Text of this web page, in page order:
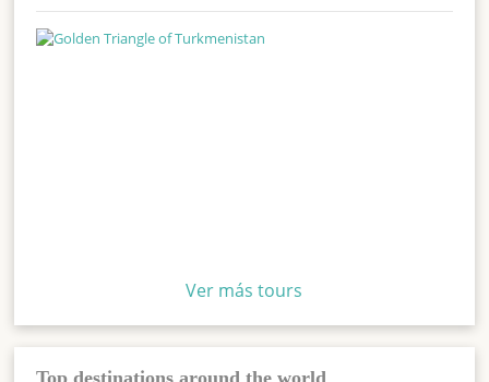
Ver más tours
Top destinations around the world